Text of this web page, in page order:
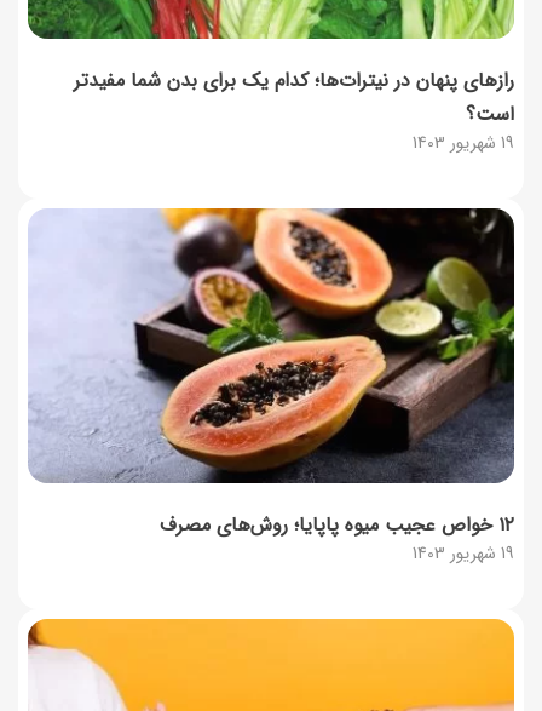
19 شهریور 1403
رازهای پنهان در نیترات‌ها؛ کدام یک برای بدن شما مفیدتر
است؟
19 شهریور 1403
۱۲ خواص عجیب میوه پاپایا؛ روش‌های مصرف